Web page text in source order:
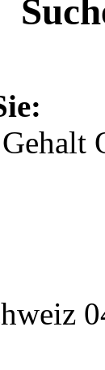
Gehalt